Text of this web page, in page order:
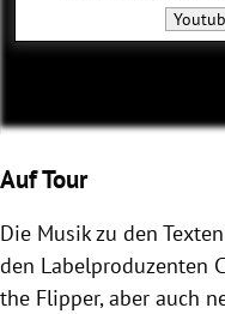
Auf Tour
Die Musik zu den
den Labelproduzenten
the Flipper, aber auch